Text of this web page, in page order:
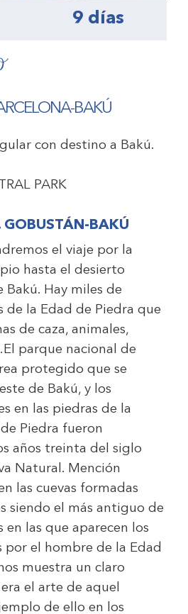
9 días
BAKÚ
con destino a Bakú.
PARK
BAKÚ
el viaje por la
hasta el desierto
Bakú. Hay miles de
de la Edad de Piedra que
de caza, animales,
parque nacional de
protegido que se
de Bakú, y los
en las piedras de la
Piedra fueron
años treinta del siglo
Natural. Mención
las cuevas formadas
siendo el más antiguo de
en las que aparecen los
por el hombre de la Edad
muestra un claro
el arte de aquel
de ello en los